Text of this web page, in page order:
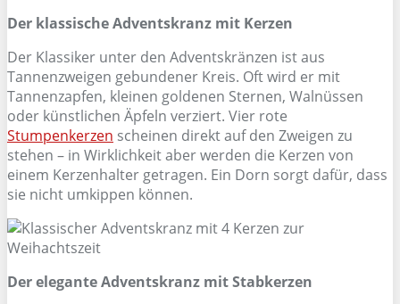
Der klassische Adventskranz mit Kerzen
Der Klassiker unter den Adventskränzen ist aus
Tannenzweigen gebundener Kreis. Oft wird er mit
Tannenzapfen, kleinen goldenen Sternen, Walnüssen
oder künstlichen Äpfeln verziert. Vier rote
Stumpenkerzen scheinen direkt auf den Zweigen zu
stehen – in Wirklichkeit aber werden die Kerzen von
einem Kerzenhalter getragen. Ein Dorn sorgt dafür, dass
sie nicht umkippen können.
Der elegante Adventskranz mit Stabkerzen